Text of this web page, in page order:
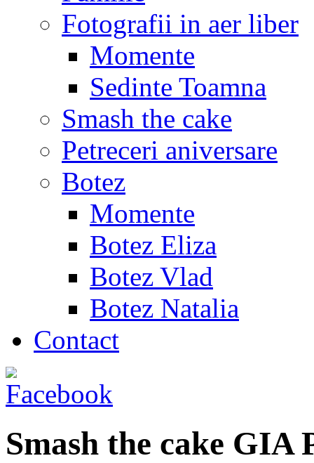
Fotografii in aer liber
Momente
Sedinte Toamna
Smash the cake
Petreceri aniversare
Botez
Momente
Botez Eliza
Botez Vlad
Botez Natalia
Contact
Smash the cake